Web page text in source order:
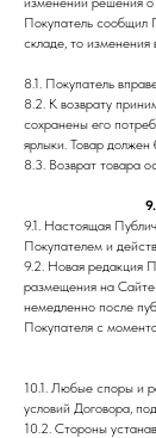
Покупатель сообщил
складе, то изменения
8.1. Покупатель
8.2. К возврату
сохранены его
ярлыки. Товар должен
8.3. Возврат товара
9.1. Настоящая
Покупателем и
9.2. Новая редакция
размещения на Сайте
немедленно после
Покупателя с
10.1. Любые споры и
условий Договора,
10.2. Стороны